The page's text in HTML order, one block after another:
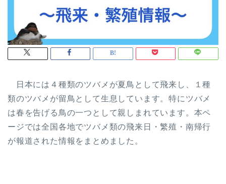
日本には４種類のツバメが夏鳥として飛来し、１種
類のツバメが留鳥として生息しています。特にツバメ
は春を告げる鳥の一つとして親しまれています。本ペ
ージでは全国各地でツバメ類の飛来日・繁殖・南帰行
が報道された情報をまとめました。